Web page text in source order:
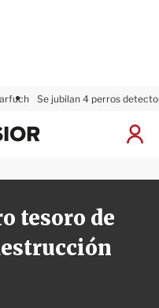
Se jubilan 4 perros
I
x
l
i
o
r
tesoro de